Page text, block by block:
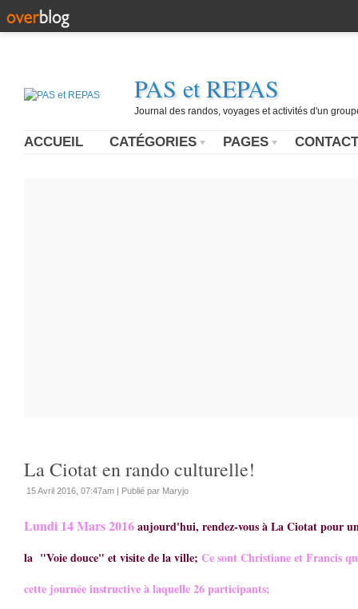
PAS et REPAS
Journal des randos, voyages et activités d'un
ACCUEIL CATÉGORIES PAGES CONTACT
La Ciotat en rando culturelle!
15 Avril 2016, 07:47am | Publié par Maryjo
Lundi 14 Mars 2016aujourd'hui, rendez-vous à La Ciotat pour
la "Voie douce" et visite de la ville; Ce sont Christiane et Francis
cette journée instructive à laquelle 26 participants;